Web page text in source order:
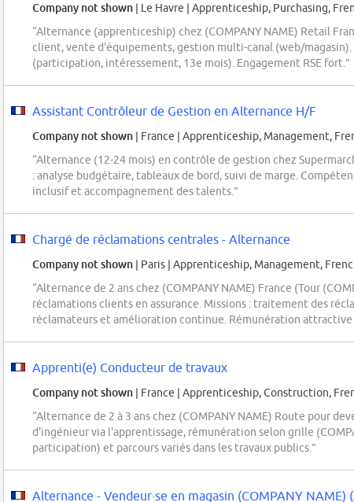
Company not shown | Le Havre | Apprenticeship, Purchasing,
“Alternance (apprenticeship) chez (COMPANY NAME) Retail
client, vente d'équipements, gestion multi-canal (web/magasin).
(participation, intéressement, 13e mois). Engagement RSE fort.”
Assistant Contrôleur de Gestion en Alternance H/F
Company not shown | France | Apprenticeship, Management,
“Alternance (12-24 mois) en contrôle de gestion chez
: analyse budgétaire, tableaux de bord, suivi de marge.
inclusif et accompagnement des talents.”
Chargé de réclamations centrales - Alternance
Company not shown | Paris | Apprenticeship, Management,
“Alternance de 2 ans chez (COMPANY NAME) France (Tour
réclamations clients en assurance. Missions : traitement des
réclamateurs et amélioration continue. Rémunération
Apprenti(e) Conducteur de travaux
Company not shown | France | Apprenticeship, Construction,
“Alternance de 2 à 3 ans chez (COMPANY NAME) Route pour
d'ingénieur via l'apprentissage, rémunération selon grille
participation) et parcours variés dans les travaux publics.”
Alternance - Vendeur·se en magasin (COMPANY NAME)